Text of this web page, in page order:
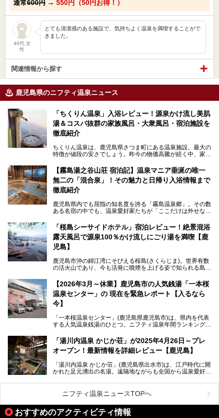
通常600円 → 550円（50円お得！）
40代 女
性
とても清潔感のある施設で、気持ちよく温泉を満喫することがで
きました。
関連情報から探す
鹿児島県のニフティ温泉ニュース
「ちくりん温泉」入浴レビュー！源泉かけ流し美肌
湯＆コスパ抜群の家族風呂・大衆風呂・宿泊施設を
徹底紹介
ちくりん温泉は、鹿児島県さつま町にある温泉施設。最大の
特徴が値段の安さでしょう。昨今の物価高騰が続く中、家族
4,000円～、と驚くべき価格を維持。
さらに、源泉100％かけ流しのツルツル美肌湯を堪能できる
点にも注目すべき。30年以上全国の温泉を巡った筆者の経
験上、穴場中の穴場と言っても決して過言ではありません。
今回は「ちくりん温泉」の家族風呂・大衆風呂・宿泊施設に
ついて、徹底レビューします！
【霧島湯之谷山荘 宿泊記】温泉マニア垂涎の唯一
無二の「混合泉」！その魅力と日帰り入浴情報まで
徹底紹介
鹿児島県内でも屈指の知名度を誇る「霧島温泉郷」。その数
ある名宿の中でも、温泉愛好家たちが「ここだけは外せな
山荘）」です。
最大の魅力は、ここでしか体験できない絶妙なバランスの
「自噴混合泉」。今回は、その極上の湯を心ゆくまで堪能す
べく宿泊し、実際に感じたお湯のちからと宿の魅力を詳しく
レポートします。
また、気軽に立ち寄りたい方のための「日帰り入浴情報」も
併せて解説。温泉マニアをも唸らせる“生きたお湯”の正体に
迫ります。
「桜島シーサイドホテル」宿泊レビュー！絶景混浴
露天風呂で源泉100％かけ流しにごり湯を満喫【鹿
児島】
鹿児島市沖の錦江湾にそびえる桜島(さくらじま)。世界有数
の活火山であり、今も活発に噴煙を上げる姿で知られる島で
ートホテル。最大の魅力が、錦江湾に面した絶景混浴露天風
呂でしょう。源泉100％かけ流しのにごり湯は、多くの温泉
ファンを魅了する存在です。
今回筆者自ら宿泊。桜島シーサイドホテルの“温泉”はじめ、
食事やアクセスなど詳細レビューします。
【2026年3月～休業】鹿児島市の人気銭湯「一本桜
温泉センター」の 現在を緊急レポート【入るなら
今】
「一本桜温泉センター」(鹿児島県鹿児島市)は、県内を代表
する人気温泉銭湯のひとつ。ニフティ温泉年間ランキング2
営業なので、就寝前の入浴や寝起き一番の朝湯など利便性が
抜群！ 多くの常連客やファンでいつも賑わっています。し
かし建物の老朽化に伴い、2026年2月28日24時をもって休
は約2年後を予定しています。
「湯川内温泉 かじか荘」が2025年4月26日～プレ
オープン！最新情報を詳細レビュー【鹿児島】
「湯川内温泉 かじか荘」(鹿児島県出水市)は、江戸時代に開
かれた足元湧出の名湯。遠隔地ながらも全国から温泉愛好家
いえる存在です。2023年にいったん閉館しましたが、その
後経営が変わり、復旧作業を実施。2025年4月26日に日帰
り入浴施設としてプレオープンしました。
ニフティ温泉ニュースTOPへ
おすすめのアクティビティ情報